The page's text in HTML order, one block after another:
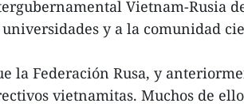
Vietnam-Rusia
universidades y a la comunidad
la Federación Rusa, y
vietnamitas. Muchos de